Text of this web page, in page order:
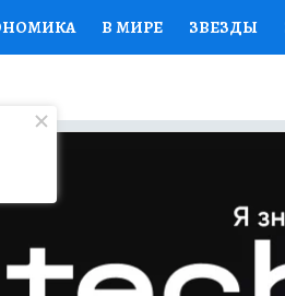
В МИРЕ ЗВЕЗДЫ
НАЦИОНАЛЬНЫЕ
СЕМЬЯ ЖЕНСКИЕ
ГИД